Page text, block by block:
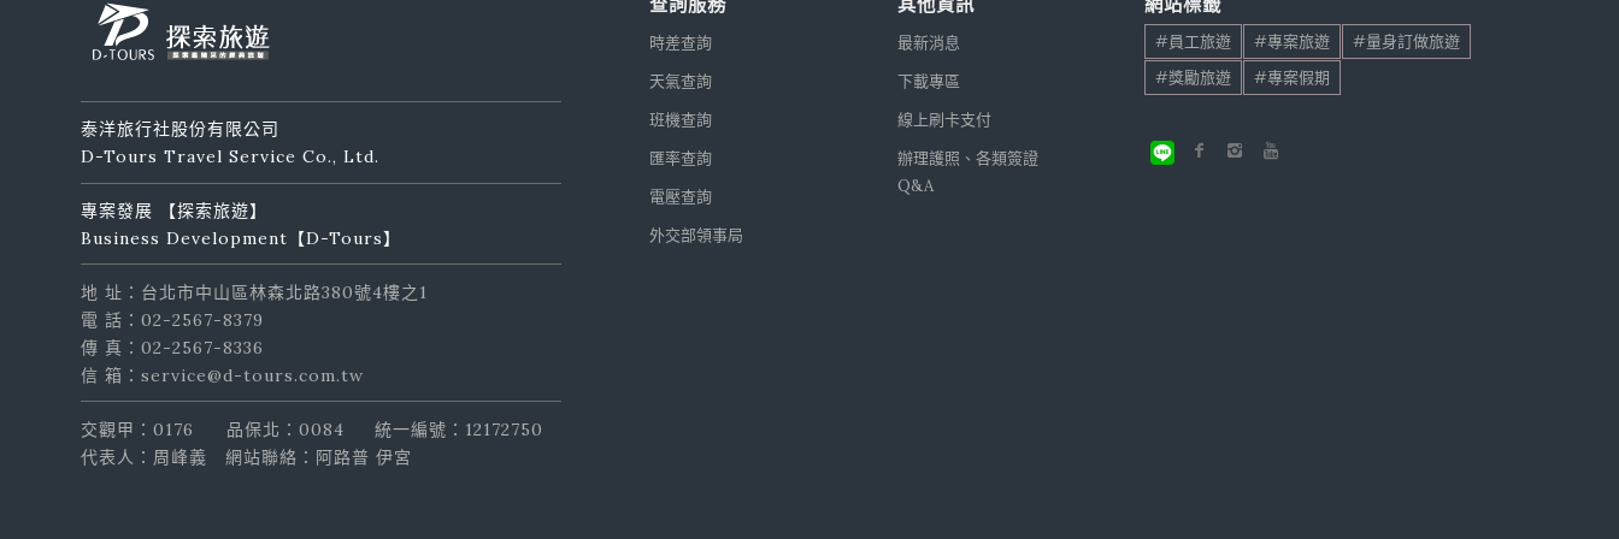
泰洋旅行社股份有限公司
D-Tours Travel Service Co., Ltd.
專案發展 【探索旅遊】
Business Development【D-Tours】
地 址：台北市中山區林森北路380號4樓之1
電 話：02-2567-8379
傳 真：02-2567-8336
信 箱：service@d-tours.com.tw
交觀甲：0176 品保北：0084
統一編號：12172750
代表人：周峰義
網站聯絡：阿路普 伊宮
查詢服務
時差查詢
天氣查詢
班機查詢
匯率查詢
電壓查詢
外交部領事局
其他資訊
最新消息
下載專區
線上刷卡支付
辦理護照、各類簽證
Q&A
網站標籤
#員工旅遊
#專案旅遊
#量身訂做旅遊
#獎勵旅遊
#專案假期